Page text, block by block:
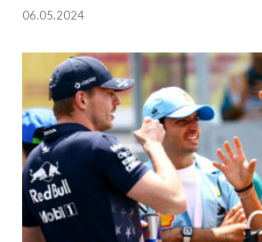
06.05.2024